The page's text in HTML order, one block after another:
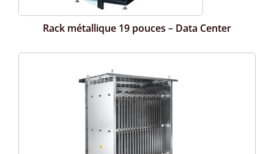
Rack métallique 19 pouces – Data Center